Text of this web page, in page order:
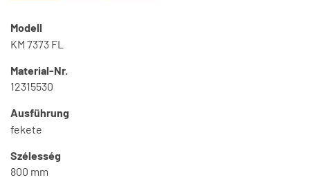
Modell
KM 7373 FL
Material-Nr.
12315530
Ausführung
fekete
Szélesség
800 mm